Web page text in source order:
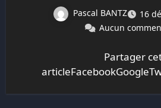
Pascal BANTZ
16
Aucun
Partager